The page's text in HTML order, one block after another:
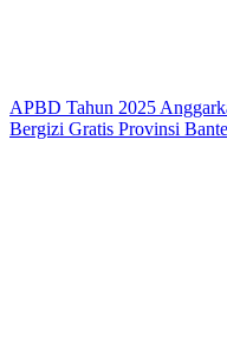
APBD Tahun 2025
Bergizi Gratis Provinsi